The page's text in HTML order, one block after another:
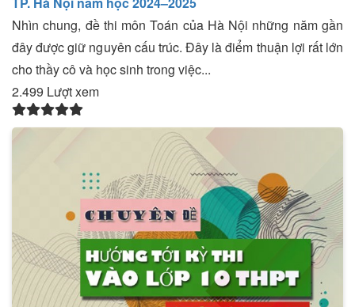
Nhìn chung, đề thi môn Toán của Hà Nội những năm gần
đây được giữ nguyên cấu trúc. Đây là điểm thuận lợi rất lớn
cho thầy cô và học sinh trong việc...
2.499 Lượt xem